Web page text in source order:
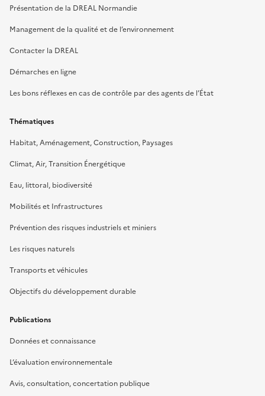
Présentation de la DREAL Normandie
Management de la qualité et de l’environnement
Contacter la DREAL
Démarches en ligne
Les bons réflexes en cas de contrôle par des agents de l’État
Thématiques
Habitat, Aménagement, Construction, Paysages
Climat, Air, Transition Énergétique
Eau, littoral, biodiversité
Mobilités et Infrastructures
Prévention des risques industriels et miniers
Les risques naturels
Transports et véhicules
Objectifs du développement durable
Publications
Données et connaissance
L’évaluation environnementale
Avis, consultation, concertation publique